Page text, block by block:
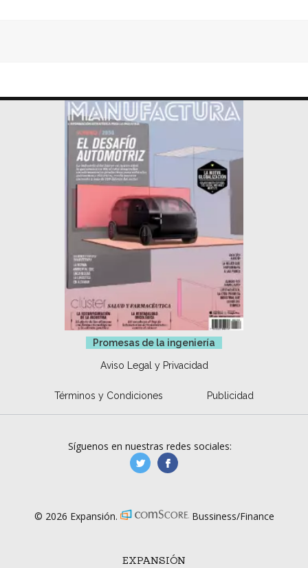
Promesas de la ingeniería
Aviso Legal y Privacidad
Términos y Condiciones Publicidad
EXPANSIÓN
Síguenos en nuestras redes sociales:
manufacturaGE
© 2026 Expansión. Bussiness/Finance